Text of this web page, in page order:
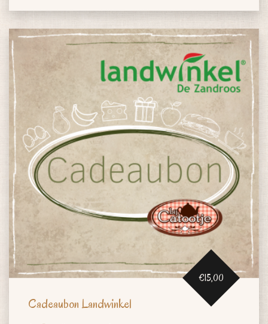
€15,00
Cadeaubon Landwinkel